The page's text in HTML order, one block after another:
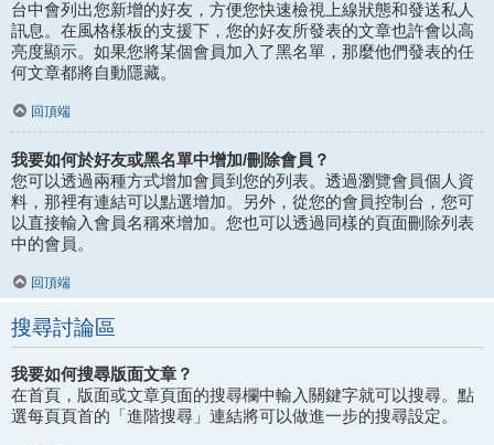
台中會列出您新增的好友，方便您快速檢視上線狀態和發送私人
訊息。在風格樣板的支援下，您的好友所發表的文章也許會以高
亮度顯示。如果您將某個會員加入了黑名單，那麼他們發表的任
何文章都將自動隱藏。
回頂端
我要如何於好友或黑名單中增加/刪除會員？
您可以透過兩種方式增加會員到您的列表。透過瀏覽會員個人資
料，那裡有連結可以點選增加。另外，從您的會員控制台，您可
以直接輸入會員名稱來增加。您也可以透過同樣的頁面刪除列表
中的會員。
回頂端
搜尋討論區
我要如何搜尋版面文章？
在首頁，版面或文章頁面的搜尋欄中輸入關鍵字就可以搜尋。點
選每頁頁首的「進階搜尋」連結將可以做進一步的搜尋設定。